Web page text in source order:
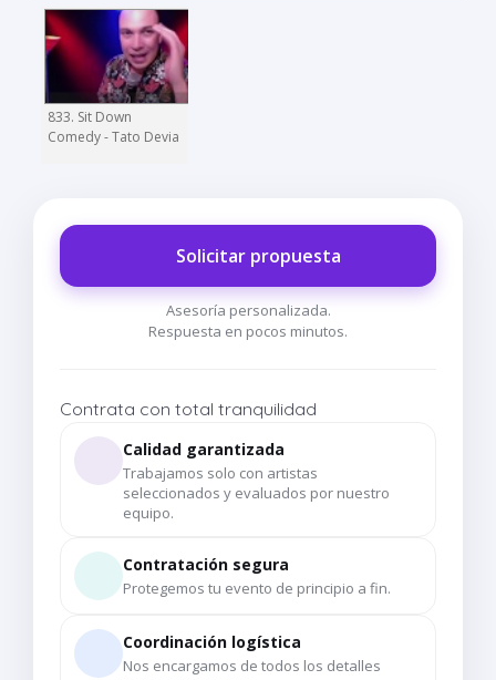
833. Sit Down
Comedy - Tato Devia
Solicitar propuesta
Asesoría personalizada.
Respuesta en pocos minutos.
Contrata con total tranquilidad
Calidad garantizada
Trabajamos solo con artistas
seleccionados y evaluados por nuestro
equipo.
Contratación segura
Protegemos tu evento de principio a fin.
Coordinación logística
Nos encargamos de todos los detalles